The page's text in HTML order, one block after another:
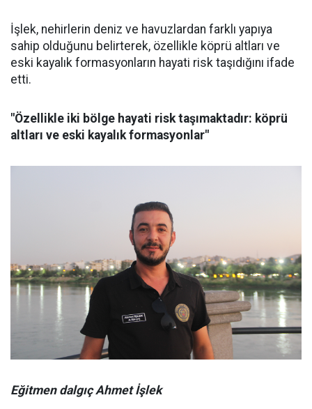
İşlek, nehirlerin deniz ve havuzlardan farklı yapıya
sahip olduğunu belirterek, özellikle köprü altları ve
eski kayalık formasyonların hayati risk taşıdığını ifade
etti.
"Özellikle iki bölge hayati risk taşımaktadır: köprü
altları ve eski kayalık formasyonlar"
Eğitmen dalgıç Ahmet İşlek